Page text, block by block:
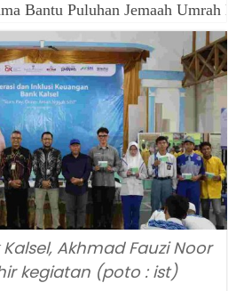
Bantu Puluhan Jemaah
Akhmad Fauzi Noor
kegiatan (poto : ist)